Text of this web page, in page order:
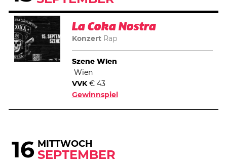
La Coka Nostra
Konzert Rap
Szene Wien
Wien
VVK€ 43
Gewinnspiel
16 MITTWOCH
SEPTEMBER